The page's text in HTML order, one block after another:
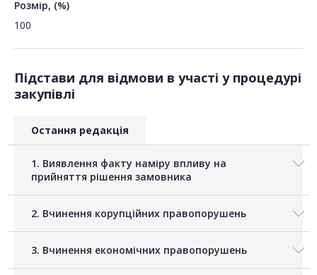
Розмір, (%)
100
Підстави для відмови в участі у процедурі
закупівлі
Остання редакція
1. Виявлення факту наміру впливу на
прийняття рішення замовника
2. Вчинення корупційних правопорушень
3. Вчинення економічних правопорушень